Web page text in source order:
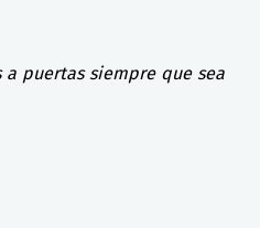
puertas siempre que sea